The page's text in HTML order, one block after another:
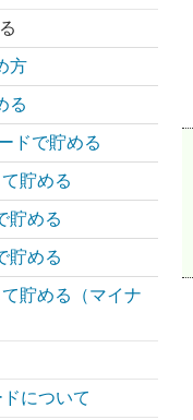
方
る
ドで貯める
貯める
貯める
貯める
貯める（マイナ
について